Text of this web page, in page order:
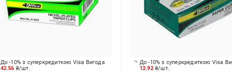
42.56 ₴/шт.
До -10% з суперкредиткою Visa Вигода
12.92 ₴/шт.
До -10% з суперкредиткою Visa